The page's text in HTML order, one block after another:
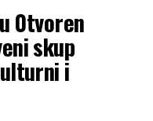
uspjesi rezultat su
koju smo dobili.
domaćinima,
organizaciji
gostoprimstvu. U
da smo doma“, rekao
0tvoren
skup
i